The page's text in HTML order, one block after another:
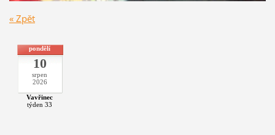
« Zpět
pondělí
10
srpen
2026
Vavřinec
týden 33